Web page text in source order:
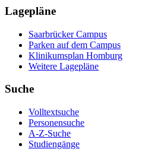
Lagepläne
Saarbrücker Campus
Parken auf dem Campus
Klinikumsplan Homburg
Weitere Lagepläne
Suche
Volltextsuche
Personensuche
A-Z-Suche
Studiengänge